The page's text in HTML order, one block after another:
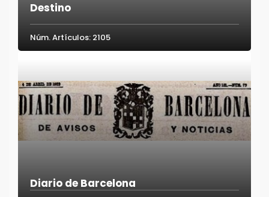
Destino
Núm. Artículos: 2105
Diario de Barcelona